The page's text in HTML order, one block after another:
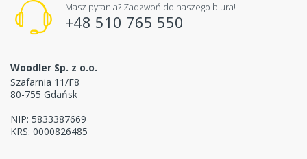
Masz pytania? Zadzwoń do naszego biura!
+48 510 765 550
Woodler Sp. z o.o.
Szafarnia 11/F8
80-755 Gdańsk
NIP: 5833387669
KRS: 0000826485